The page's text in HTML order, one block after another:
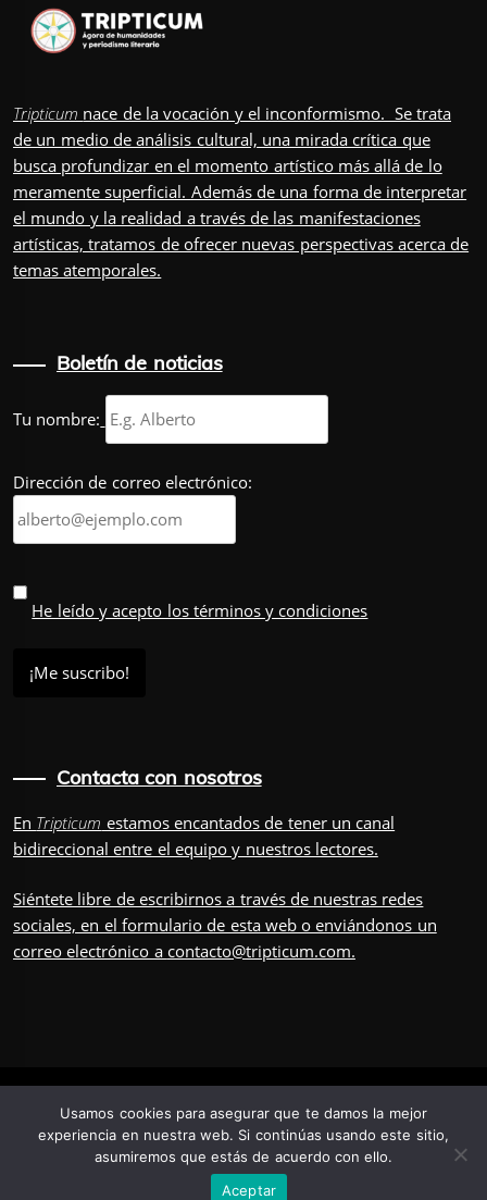
Tripticum nace de la vocación y el inconformismo. Se trata
de un medio de análisis cultural, una mirada crítica que
busca profundizar en el momento artístico más allá de lo
meramente superficial. Además de una forma de interpretar
el mundo y la realidad a través de las manifestaciones
artísticas, tratamos de ofrecer nuevas perspectivas acerca de
temas atemporales.
Boletín de noticias
Tu nombre:
Dirección de correo electrónico:
He leído y acepto los términos y condiciones
Contacta con nosotros
En Tripticum estamos encantados de tener un canal
bidireccional entre el equipo y nuestros lectores.
Siéntete libre de escribirnos a través de nuestras redes
sociales, en el formulariode esta web o enviándonos un
correo electrónico a contacto@tripticum.com.
IUVENIS, POR
TRIPULACIÓN CONTÁCTANOS POSDATA
Usamos cookies para asegurar que te damos la mejor
experiencia en nuestra web. Si continúas usando este sitio,
asumiremos que estás de acuerdo con ello.
Aceptar